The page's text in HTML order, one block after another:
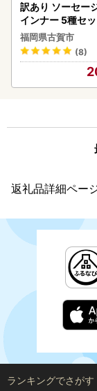
訳あり ソーセー
インナー 5種セ
5kg ソーセージ
福岡県古賀市
(8)
返礼品詳細ペー
ランキングでさがす